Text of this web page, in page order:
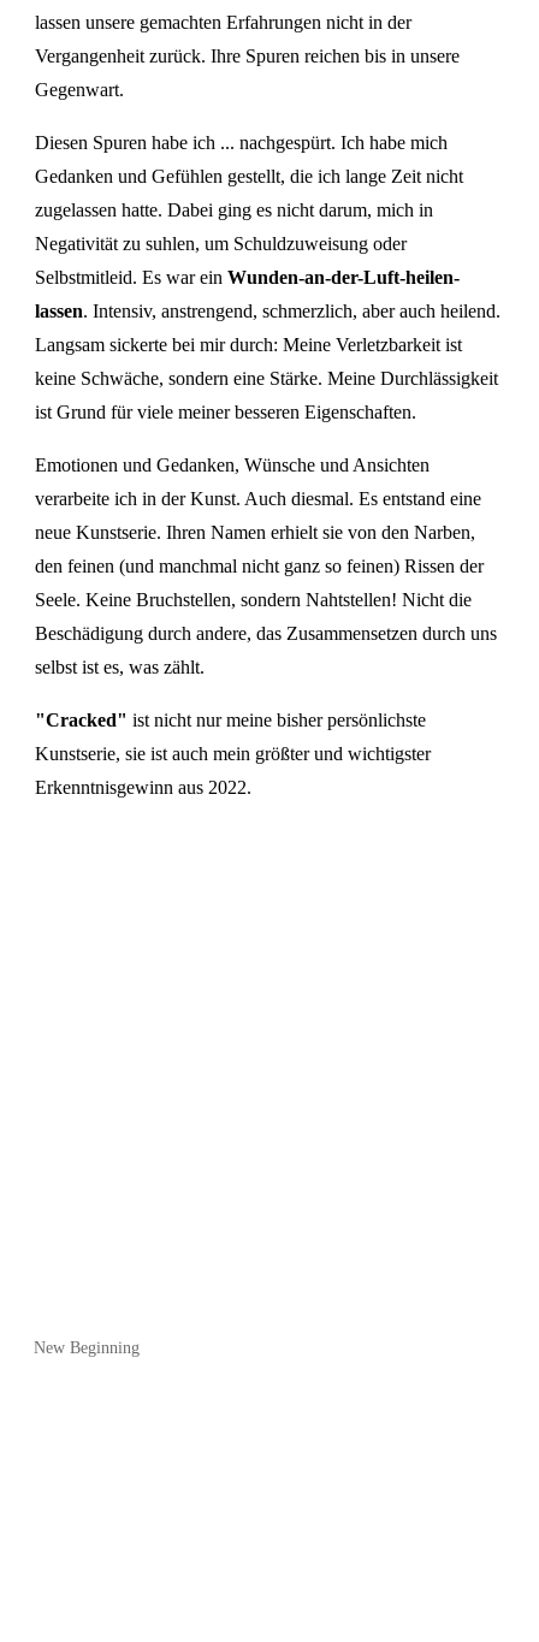
lassen unsere gemachten Erfahrungen nicht in der
Vergangenheit zurück. Ihre Spuren reichen bis in unsere
Gegenwart.
Diesen Spuren habe ich ... nachgespürt. Ich habe mich
Gedanken und Gefühlen gestellt, die ich lange Zeit nicht
zugelassen hatte. Dabei ging es nicht darum, mich in
Negativität zu suhlen, um Schuldzuweisung oder
Selbstmitleid. Es war ein Wunden-an-der-Luft-heilen-
lassen. Intensiv, anstrengend, schmerzlich, aber auch heilend.
Langsam sickerte bei mir durch: Meine Verletzbarkeit ist
keine Schwäche, sondern eine Stärke. Meine Durchlässigkeit
ist Grund für viele meiner besseren Eigenschaften.
Emotionen und Gedanken, Wünsche und Ansichten
verarbeite ich in der Kunst. Auch diesmal. Es entstand eine
neue Kunstserie. Ihren Namen erhielt sie von den Narben,
den feinen (und manchmal nicht ganz so feinen) Rissen der
Seele. Keine Bruchstellen, sondern Nahtstellen! Nicht die
Beschädigung durch andere, das Zusammensetzen durch uns
selbst ist es, was zählt.
"Cracked" ist nicht nur meine bisher persönlichste
Kunstserie, sie ist auch mein größter und wichtigster
Erkenntnisgewinn aus 2022.
New Beginning